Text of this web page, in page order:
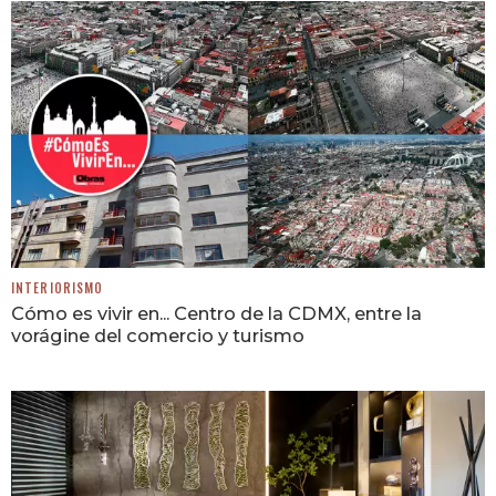
INTERIORISMO
Cómo es vivir en... Centro de la CDMX, entre la
vorágine del comercio y turismo